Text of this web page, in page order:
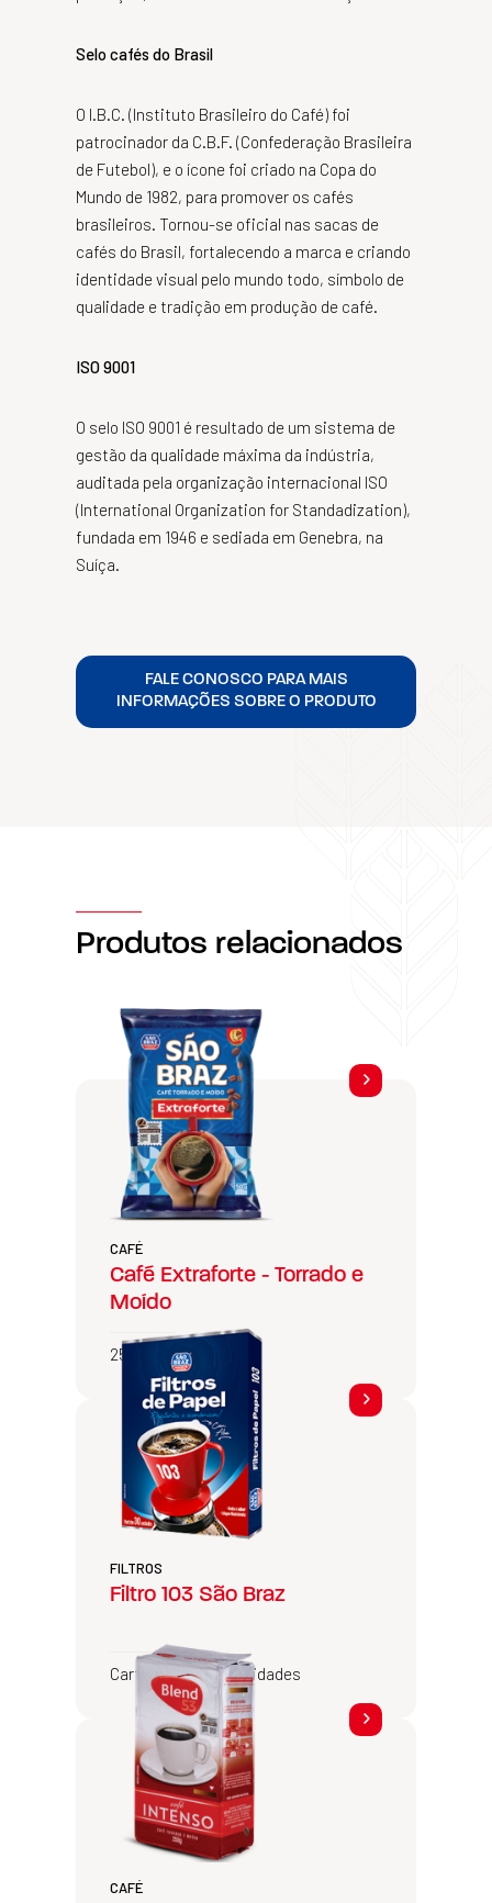
Selo cafés do Brasil
O I.B.C. (Instituto Brasileiro do Café) foi
patrocinador da C.B.F. (Confederação Brasileira
de Futebol), e o ícone foi criado na Copa do
Mundo de 1982, para promover os cafés
brasileiros. Tornou-se oficial nas sacas de
cafés do Brasil, fortalecendo a marca e criando
identidade visual pelo mundo todo, símbolo de
qualidade e tradição em produção de café.
ISO 9001
O selo ISO 9001 é resultado de um sistema de
gestão da qualidade máxima da indústria,
auditada pela organização internacional ISO
(International Organization for Standadization),
fundada em 1946 e sediada em Genebra, na
Suíça.
FALE CONOSCO PARA MAIS
INFORMAÇÕES SOBRE O PRODUTO
Produtos relacionados
CAFÉ
Café Extraforte - Torrado e
Moído
250g e 500g
FILTROS
Filtro 103 São Braz
Cartucho com 30 unidades
CAFÉ